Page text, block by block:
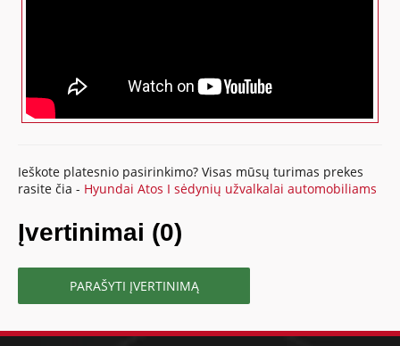
Ieškote platesnio pasirinkimo? Visas mūsų turimas prekes
rasite čia - Hyundai Atos I sėdynių užvalkalai automobiliams
Įvertinimai (0)
PARAŠYTI ĮVERTINIMĄ